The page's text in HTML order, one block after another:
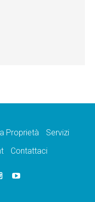
Proprietà
Servizi
Contattaci